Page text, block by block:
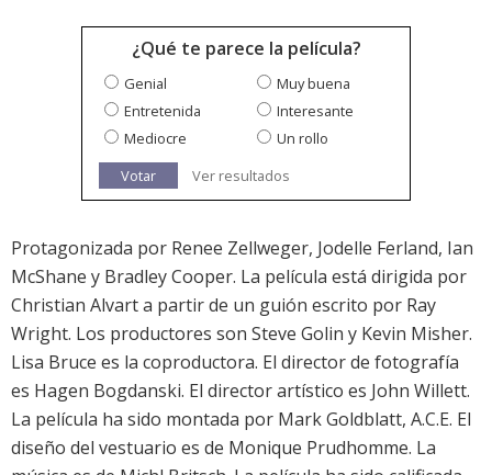
¿Qué te parece la película?
Genial
Muy buena
Entretenida
Interesante
Mediocre
Un rollo
Votar
Ver resultados
Protagonizada por Renee Zellweger, Jodelle Ferland, Ian
McShane y Bradley Cooper. La película está dirigida por
Christian Alvart a partir de un guión escrito por Ray
Wright. Los productores son Steve Golin y Kevin Misher.
Lisa Bruce es la coproductora. El director de fotografía
es Hagen Bogdanski. El director artístico es John Willett.
La película ha sido montada por Mark Goldblatt, A.C.E. El
diseño del vestuario es de Monique Prudhomme. La